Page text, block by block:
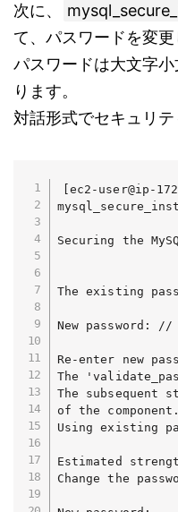
次に、
て、パスワードを変更
パスワードは大文字
ります。
対話形式でセキュリテ
[ec2-user@ip-
Securing the
The existing
New password: // こ
Re-enter new
The
The
of the component.
Using existing
Estimated
Change the